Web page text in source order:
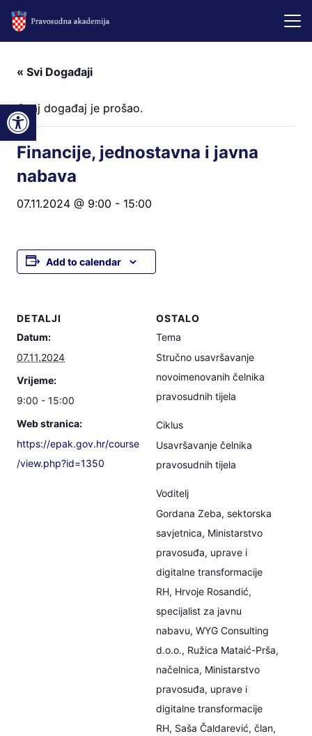
« Svi Događaji
Ovaj događaj je prošao.
Financije, jednostavna i javna
nabava
07.11.2024 @ 9:00 - 15:00
Add to calendar
DETALJI
Datum:
07.11.2024
Vrijeme:
9:00 - 15:00
Web stranica:
https://epak.gov.hr/course
/view.php?id=1350
OSTALO
Tema
Stručno usavršavanje
novoimenovanih čelnika
pravosudnih tijela
Ciklus
Usavršavanje čelnika
pravosudnih tijela
Voditelj
Gordana Zeba, sektorska
savjetnica, Ministarstvo
pravosuđa, uprave i
digitalne transformacije
RH, Hrvoje Rosandić,
specijalist za javnu
nabavu, WYG Consulting
d.o.o., Ružica Mataić-Prša,
načelnica, Ministarstvo
pravosuđa, uprave i
digitalne transformacije
RH, Saša Čaldarević, član,
Open toolbar